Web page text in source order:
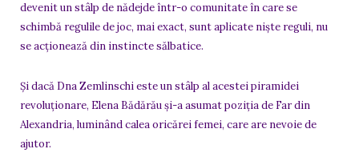
devenit un stâlp de nădejde într-o comunitate în care se
schimbă regulile de joc, mai exact, sunt aplicate niște reguli, nu
se acționează din instincte sălbatice.
Și dacă Dna Zemlinschi este un stâlp al acestei piramidei
revoluționare, Elena Bădărău și-a asumat poziția de Far din
Alexandria, luminând calea oricărei femei, care are nevoie de
ajutor.